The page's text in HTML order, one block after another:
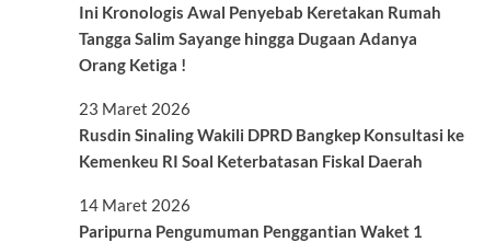
Ini Kronologis Awal Penyebab Keretakan Rumah
Tangga Salim Sayange hingga Dugaan Adanya
Orang Ketiga !
23 Maret 2026
Rusdin Sinaling Wakili DPRD Bangkep Konsultasi ke
Kemenkeu RI Soal Keterbatasan Fiskal Daerah
14 Maret 2026
Paripurna Pengumuman Penggantian Waket 1